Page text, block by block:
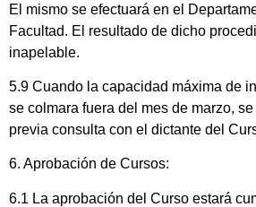
El mismo se efectuará en el
Facultad. El resultado de dicho
inapelable.
5.9 Cuando la capacidad máxima de
se colmara fuera del mes de marzo,
previa consulta con el dictante del
6. Aprobación de Cursos:
6.1 La aprobación del Curso estará